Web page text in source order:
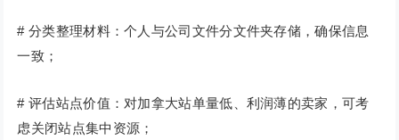
# 分类整理材料：个人与公司文件分文件夹存储，确保信息
一致；
# 评估站点价值：对加拿大站单量低、利润薄的卖家，可考
虑关闭站点集中资源；